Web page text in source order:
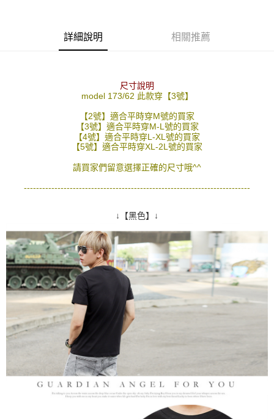
AFTEE先享後付是「在收到商品之後才付款」的支付方式。 讓您購物簡單
【「AFTEE先享後付」結帳流程】
１．於結帳方式選擇「AFTEE先享後付」後，將跳轉至「AFTEE先享後付」
結帳頁面，進行簡訊認證並確認金額後，即可完成結帳。
２．訂單成立數日內，您將收到繳費通知簡訊。
３．收到繳費通知簡訊後14天內，點擊此簡訊中的連結，可透過四大超商／
※ 請注意：結帳手續完成當下不需立刻繳費，但若您需要取消訂單，請聯絡
後付繳納相關費用。
是否繳費成功／繳費後需取消欲退款等相關疑問，請聯繫「AFTEE先享後付
https://netprotections.freshdesk.com/support/home
【注意事項】
１．透過由恩沛科技股份有限公司提供之「AFTEE先享後付」服務完成之交
易，需依本服務之必要範圍內提供個人資料，並將交易相關給付款項請求債
權轉讓予恩沛科技股份有限公司。
２．關於個人資料處理事宜，請瀏覽以下網址：
https://aftee.tw/terms/#terms3
３．未成年的使用者請事先徵得法定代理人或監護人之同意方可使用
「AFTEE先享後付」，若未經同意申辦者引起之損失，本公司不負相關責
任。
４．使用「AFTEE先享後付」時，將依據個別帳號之用戶狀況，依本公司即
時審查核予不同之上限額度；若仍有額度不足之情形，本公司將視審查結果
請求用戶進行身份認證。
５．嚴禁一人註冊多個帳號或使用他人資訊註冊。若發現惡意使用之情形，
恩沛科技股份有限公司將有權停止該用戶之使用額度並採取法律行動。
每筆NT$80，滿NT$1,800(含以上)免運費
每筆NT$80，滿NT$1,800(含以上)免運費
每筆NT$80，滿NT$1,800(含以上)免運費
宅配
每筆NT$120，滿NT$3,000(含以上)免運費
詳細說明 相關推薦
尺寸說明
model 173/62 此款穿【3號】
【2號】適合平時穿M號的買家
【3號】適合平時穿M-L號的買家
【4號】適合平時穿L-XL號的買家
【5號】適合平時穿XL-2L號的買家
請買家們留意選擇正確的尺寸哦^^
--------------------------------------------------------------------------
↓【黑色】↓